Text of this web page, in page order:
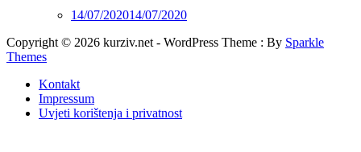
14/07/202014/07/2020
Copyright © 2026 kurziv.net - WordPress Theme : By Sparkle
Themes
Kontakt
Impressum
Uvjeti korištenja i privatnost